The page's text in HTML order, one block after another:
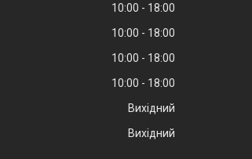
10:00
18:00
10:00
18:00
10:00
18:00
10:00
18:00
Вихідний
Вихідний